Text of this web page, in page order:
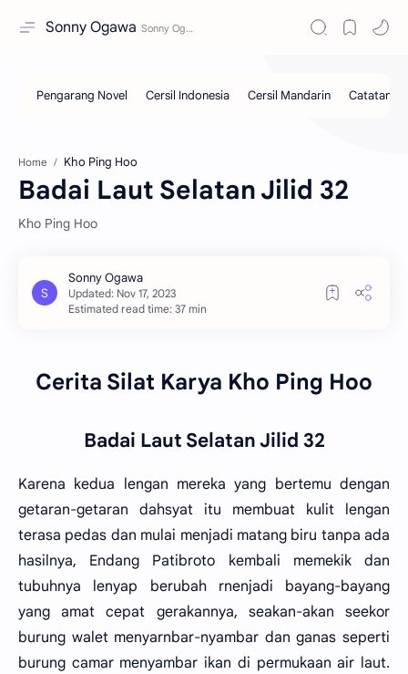
Sonny Ogawa
Home Kho Ping Hoo
Badai Laut Selatan Jilid 32
Kho Ping Hoo
Estimated read time: 37 min
Cerita Silat Karya Kho Ping Hoo
Badai Laut Selatan Jilid 32
Karena kedua lengan mereka yang bertemu dengan
getaran-getaran dahsyat itu membuat kulit lengan
terasa pedas dan mulai menjadi matang biru tanpa ada
hasilnya, Endang Patibroto kembali memekik dan
tubuhnya lenyap berubah rnenjadi bayang-bayang
yang amat cepat gerakannya, seakan-akan seekor
burung walet menyarnbar-nyambar dan ganas seperti
burung camar menyambar ikan di permukaan air laut.